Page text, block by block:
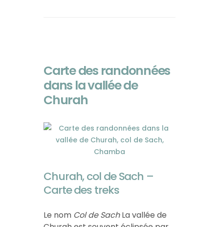
Carte des randonnées
dans la vallée de
Churah
Churah, col de Sach –
Carte des treks
Le nom Col de SachLa vallée de